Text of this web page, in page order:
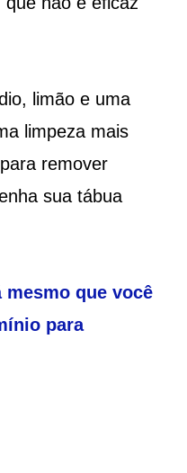
limão e uma
limpeza mais
remover
sua tábua
mesmo que você
para